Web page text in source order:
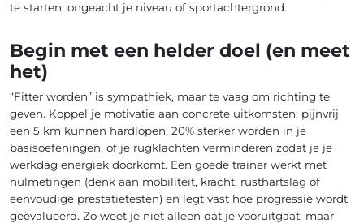
te starten. ongeacht je niveau of sportachtergrond.
Begin met een helder doel (en meet
het)
“Fitter worden” is sympathiek, maar te vaag om richting te
geven. Koppel je motivatie aan concrete uitkomsten: pijnvrij
een 5 km kunnen hardlopen, 20% sterker worden in je
basisoefeningen, of je rugklachten verminderen zodat je je
werkdag energiek doorkomt. Een goede trainer werkt met
nulmetingen (denk aan mobiliteit, kracht, rusthartslag of
eenvoudige prestatietesten) en legt vast hoe progressie wordt
geëvalueerd. Zo weet je niet alleen dát je vooruitgaat, maar